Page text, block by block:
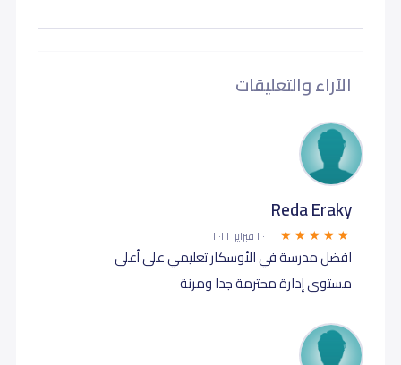
الآراء والتعليقات
Reda Eraky
٢٠ فبراير ٢٠٢٢
افضل مدرسة في الأوسكار تعليمي على أعلى
مستوى إدارة محترمة جدا ومرنة